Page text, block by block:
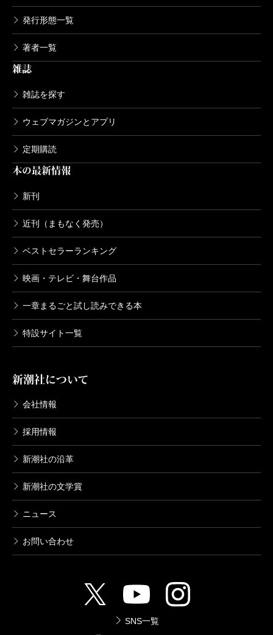
発行形態一覧
著者一覧
雑誌
雑誌を探す
ウェブマガジンとアプリ
定期購読
本の最新情報
新刊
近刊（まもなく発売）
ベストセラーランキング
映画・テレビ・舞台作品
一章まるごと試し読みできる本
特設サイト一覧
新潮社について
会社情報
採用情報
新潮社の沿革
新潮社の文学賞
ニュース
お問い合わせ
SNS一覧